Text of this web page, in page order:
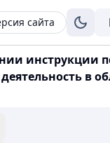
сайта
инструкции
в